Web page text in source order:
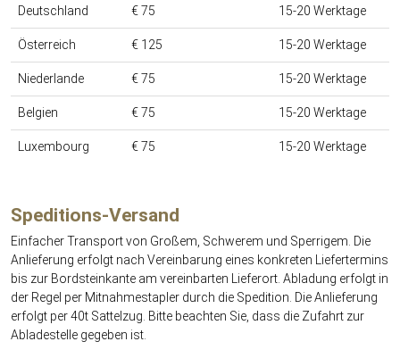
Deutschland € 75 15-20 Werktage
Österreich € 125 15-20 Werktage
Niederlande € 75 15-20 Werktage
Belgien € 75 15-20 Werktage
Luxembourg € 75 15-20 Werktage
Speditions-Versand
Einfacher Transport von Großem, Schwerem und Sperrigem. Die
Anlieferung erfolgt nach Vereinbarung eines konkreten Liefertermins
bis zur Bordsteinkante am vereinbarten Lieferort. Abladung erfolgt in
der Regel per Mitnahmestapler durch die Spedition. Die Anlieferung
erfolgt per 40t Sattelzug. Bitte beachten Sie, dass die Zufahrt zur
Abladestelle gegeben ist.